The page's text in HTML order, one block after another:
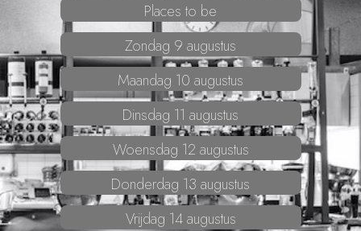
Places to be
Zondag 9 augustus
Maandag 10 augustus
Dinsdag 11 augustus
Woensdag 12 augustus
Donderdag 13 augustus
Vrijdag 14 augustus